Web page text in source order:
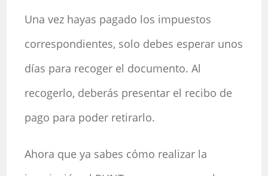
Una vez hayas pagado los impuestos
correspondientes, solo debes esperar unos
días para recoger el documento. Al
recogerlo, deberás presentar el recibo de
pago para poder retirarlo.
Ahora que ya sabes cómo realizar la